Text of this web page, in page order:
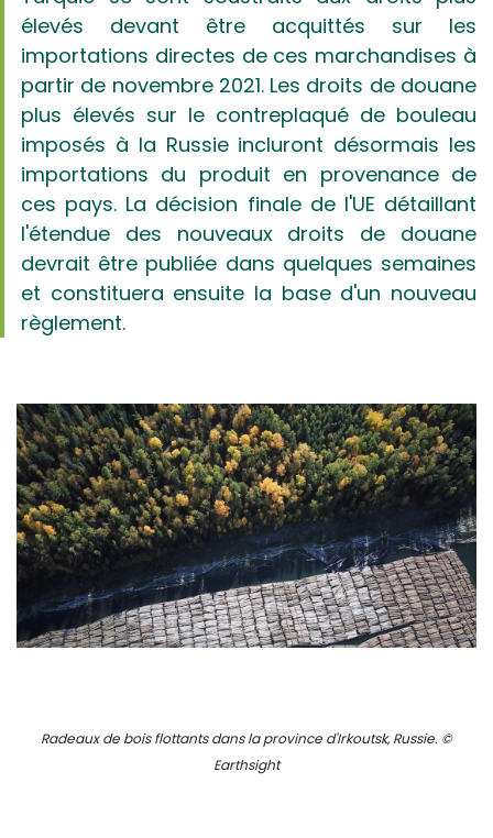
élevés devant être acquittés sur les
importations directes de ces marchandises à
partir de novembre 2021. Les droits de douane
plus élevés sur le contreplaqué de bouleau
imposés à la Russie incluront désormais les
importations du produit en provenance de
ces pays. La décision finale de l'UE détaillant
l'étendue des nouveaux droits de douane
devrait être publiée dans quelques semaines
et constituera ensuite la base d'un nouveau
règlement.
Radeaux de bois flottants dans la province d'Irkoutsk, Russie. ©
Earthsight